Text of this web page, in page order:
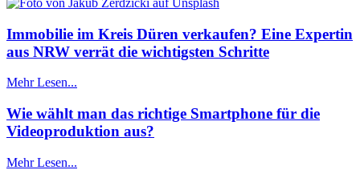
Immobilie im Kreis Düren verkaufen? Eine Expertin
aus NRW verrät die wichtigsten Schritte
Mehr Lesen...
Wie wählt man das richtige Smartphone für die
Videoproduktion aus?
Mehr Lesen...